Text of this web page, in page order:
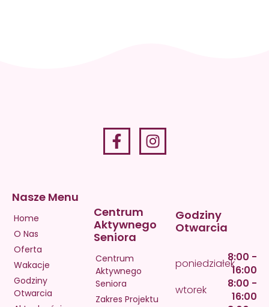
Nasze Menu
Home
O Nas
Oferta
Wakacje
Godziny
Otwarcia
Centrum
Aktywnego
Seniora
Centrum
Aktywnego
Seniora
Zakres Projektu
Godziny
Otwarcia
poniedziałek8:00 -
16:00
wtorek
8:00 -
16:00